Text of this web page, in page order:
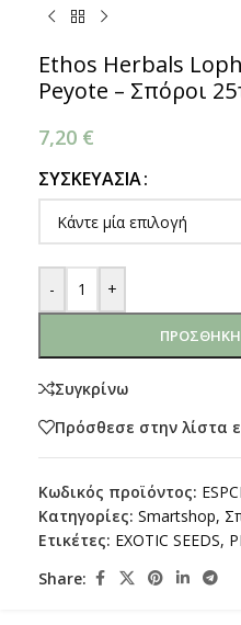
Ethos Herbals
Peyote – Σπόροι
7,20 €
ΣΥΣΚΕΥΑΣΊΑ
- +
ΠΡΟΣΘΉΚΗ
Συγκρίνω
Πρόσθεσε στην λίστα
Κωδικός προϊόντος:
Κατηγορίες: Smartshop,
Ετικέτες: EXOTIC SEEDS,
Share: